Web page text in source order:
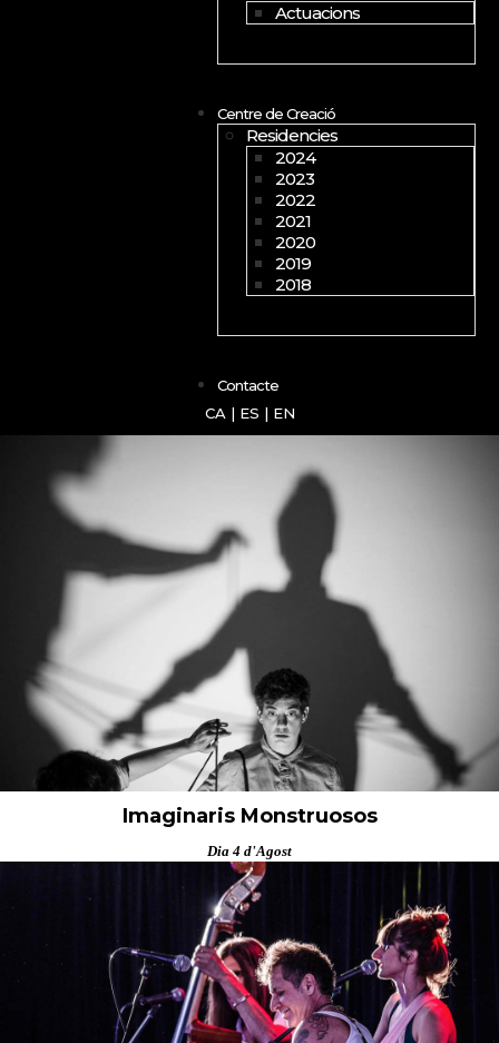
Actuacions
Centre de Creació
Residencies
2024
2023
2022
2021
2020
2019
2018
Contacte
CA | ES | EN
Imaginaris Monstruosos
Dia 4 d'Agost